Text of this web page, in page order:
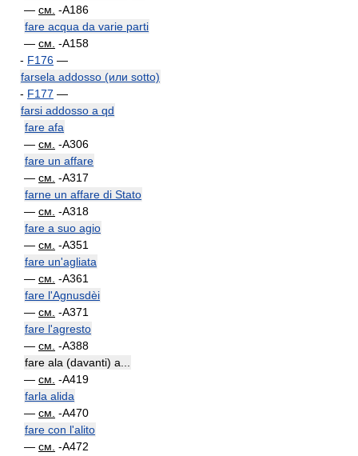
— см. -A186
fare acqua da varie parti
— см. -A158
- F176 —
farsela addosso (или sotto)
- F177 —
farsi addosso a qd
fare afa
— см. -A306
fare un affare
— см. -A317
farne un affare di Stato
— см. -A318
fare a suo agio
— см. -A351
fare un'agliata
— см. -A361
fare l'Agnusdèi
— см. -A371
fare l'agresto
— см. -A388
fare ala (davanti) a...
— см. -A419
farla alida
— см. -A470
fare con l'alito
— см. -A472